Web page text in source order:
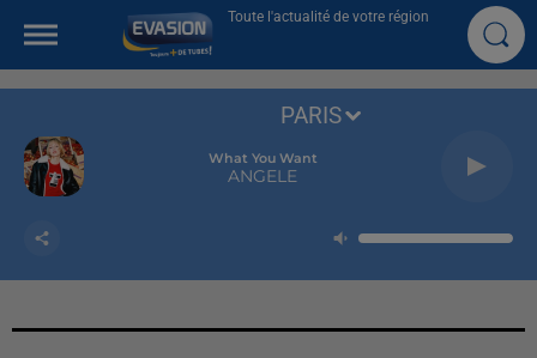
Toute l'actualité de votre région
What You Want
ANGELE
PARIS